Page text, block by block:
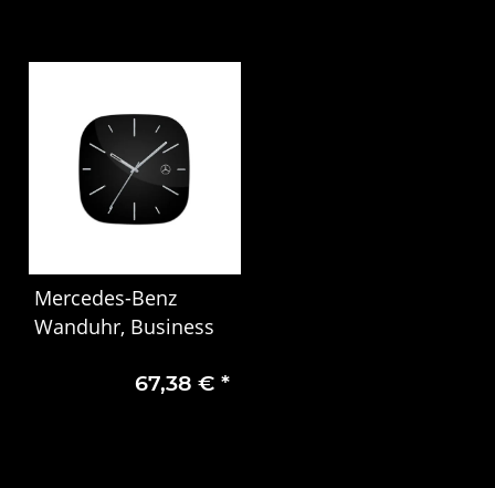
Mercedes-Benz
Wanduhr, Business
67,38 € *